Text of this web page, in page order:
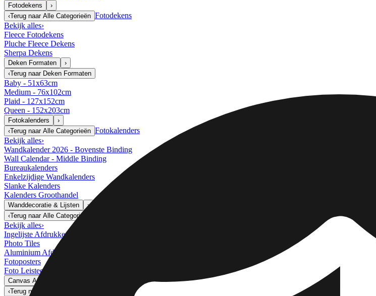
Fotodekens
›
‹Terug naar Alle Categorieën Fotodekens
Bekijk alles›
Fleece Fotodekens
Pluche Fleece Dekens
Sherpa Dekens
Deken Formaten
›
‹Terug naar Deken Formaten
Baby - 51x63cm
Medium - 76x102cm
Plaid - 127x152cm
Queen - 152x203cm
Fotokalenders
›
‹Terug naar Alle Categorieën Fotokalenders
Bekijk alles›
Wandkalender 2026 - Bovenste Binding
Wall Calendar - Middle Binding
Bureaukalenders
Enkelzijdige Wandkalenders
Slanke Kalenders
Kalenders Groothandel
Wanddecoratie & Lijsten
›
‹Terug naar Alle Categorieën
Bekijk alles›
Ingelijste Afdrukken
Photo Tiles
Aluminium Afdrukken
Fotoposters
Foto Leisteen
Canvas Afdrukken
‹Terug naar
Canvas Afdrukken